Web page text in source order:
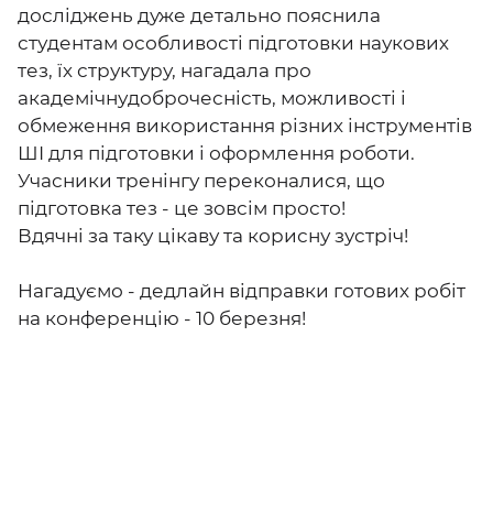
досліджень дуже детально пояснила
студентам особливості підготовки наукових
тез, їх структуру, нагадала про
академічнудоброчесність, можливості і
обмеження використання різних інструментів
ШІ для підготовки і оформлення роботи.
Учасники тренінгу переконалися, що
підготовка тез - це зовсім просто!
Вдячні за таку цікаву та корисну зустріч!
Нагадуємо - дедлайн відправки готових робіт
на конференцію - 10 березня!